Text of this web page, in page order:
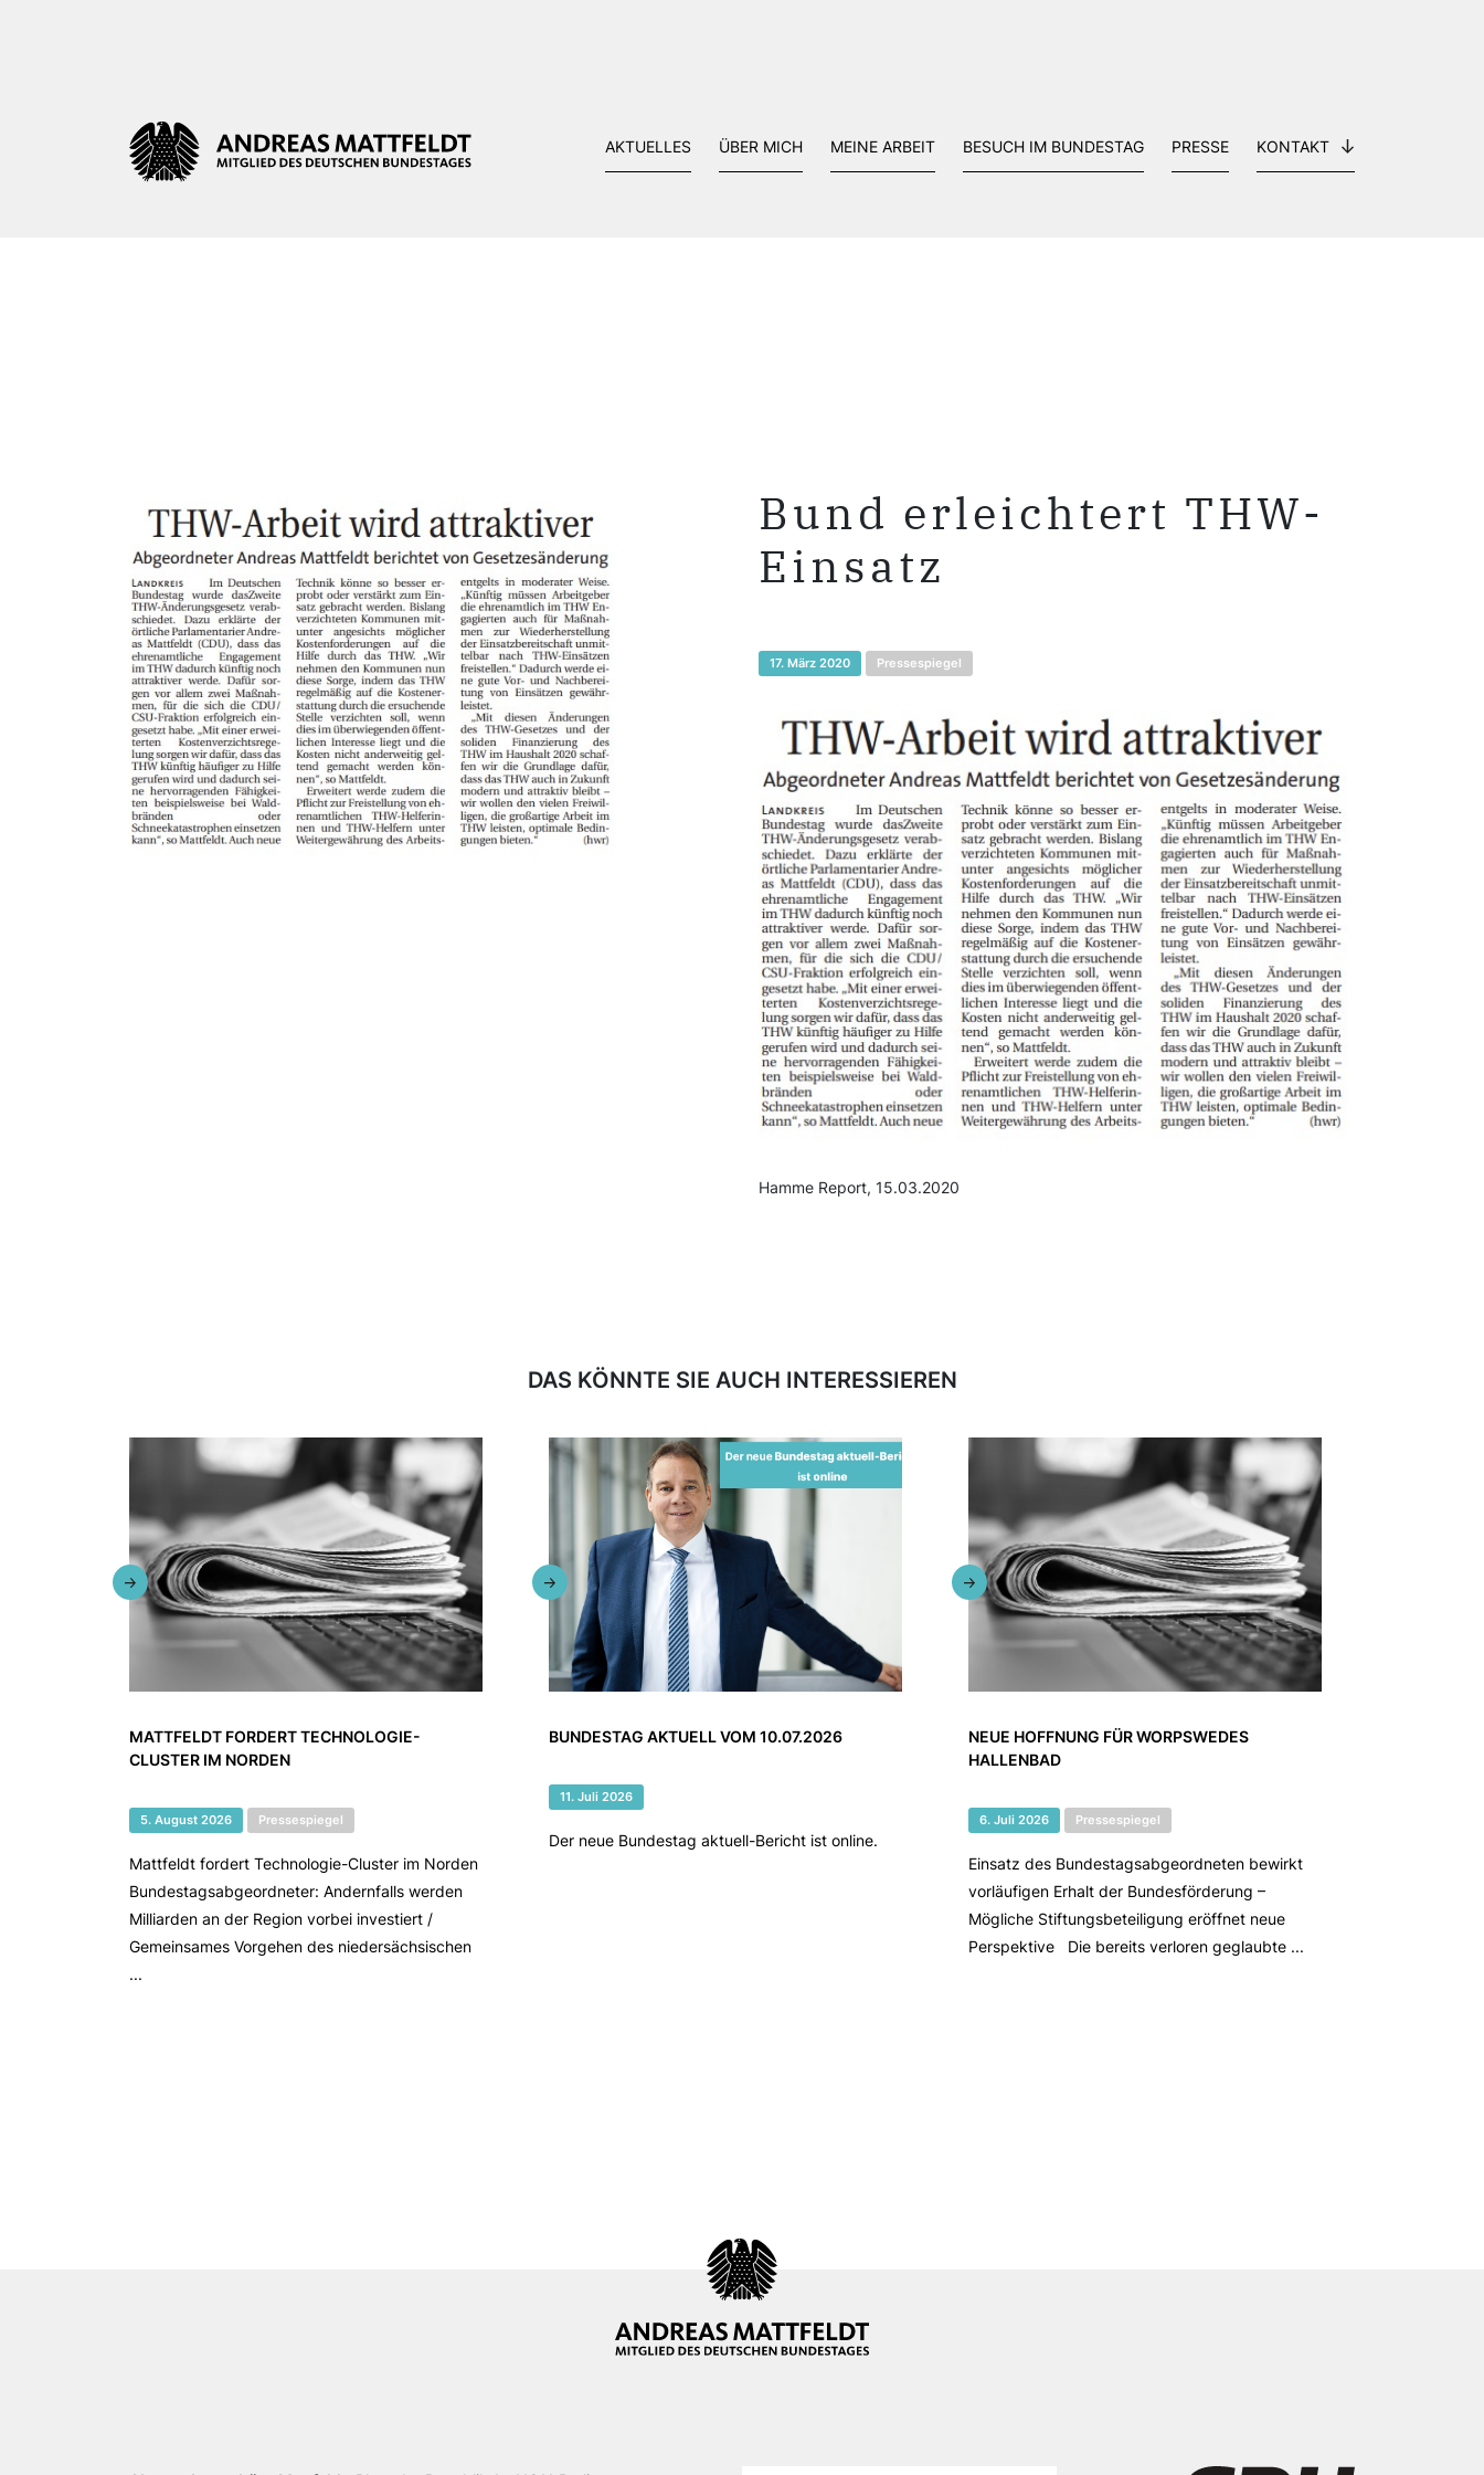
AKTUELLES ÜBER MICH MEINE ARBEIT BESUCH IM BUNDESTAG PRESSE KONTAKT
Bund erleichtert THW-
Einsatz
17. März 2020 Pressespiegel
Hamme Report, 15.03.2020
DAS KÖNNTE SIE AUCH INTERESSIEREN
MATTFELDT FORDERT TECHNOLOGIE-
CLUSTER IM NORDEN
5. August 2026 Pressespiegel
Mattfeldt fordert Technologie-Cluster im Norden
Bundestagsabgeordneter: Andernfalls werden
Milliarden an der Region vorbei investiert /
Gemeinsames Vorgehen des niedersächsischen
...
BUNDESTAG AKTUELL VOM 10.07.2026
11. Juli 2026
Der neue Bundestag aktuell-Bericht ist online.
NEUE HOFFNUNG FÜR WORPSWEDES
HALLENBAD
6. Juli 2026 Pressespiegel
Einsatz des Bundestagsabgeordneten bewirkt
vorläufigen Erhalt der Bundesförderung –
Mögliche Stiftungsbeteiligung eröffnet neue
Perspektive Die bereits verloren geglaubte ...